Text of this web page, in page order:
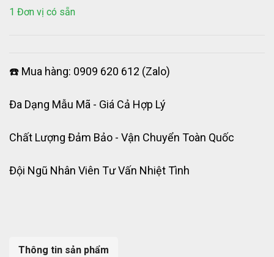
1 Đơn vị có sẵn
☎️ Mua hàng: 0909 620 612 (Zalo)
Đa Dạng Mẫu Mã - Giá Cả Hợp Lý
Chất Lượng Đảm Bảo - Vận Chuyển Toàn Quốc
Đội Ngũ Nhân Viên Tư Vấn Nhiệt Tình
Thông tin sản phẩm